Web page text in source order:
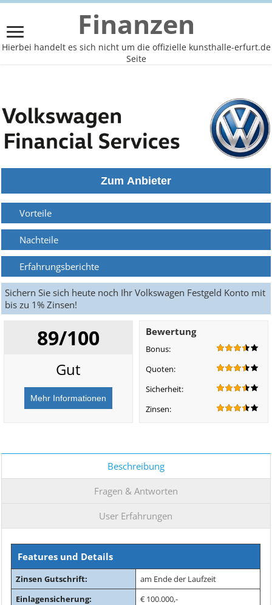
Finanzen
Hierbei handelt es sich nicht um die offizielle kunsthalle-erfurt.de
Seite
Vorteile
Nachteile
Erfahrungsberichte
Sichern Sie sich heute noch Ihr Volkswagen Festgeld Konto mit
bis zu 1% Zinsen!
89/100
Gut
Bewertung
Bonus:
Quoten:
Sicherheit:
Zinsen:
Beschreibung
Fragen & Antworten
User Erfahrungen
Features und Details
Zinsen Gutschrift:
am Ende der Laufzeit
Einlagensicherung:
€ 100.000,-